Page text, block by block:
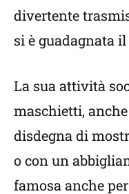
divertente
si è guadagnata
La sua attività
maschietti,
disdegna di
o con un
famosa anche